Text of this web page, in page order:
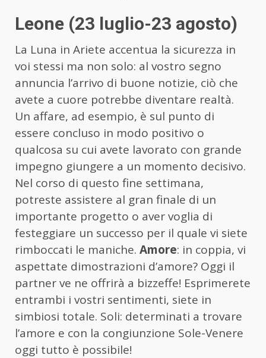
Leone (23 luglio-23 agosto)
La Luna in Ariete accentua la sicurezza in
voi stessi ma non solo: al vostro segno
annuncia l’arrivo di buone notizie, ciò che
avete a cuore potrebbe diventare realtà.
Un affare, ad esempio, è sul punto di
essere concluso in modo positivo o
qualcosa su cui avete lavorato con grande
impegno giungere a un momento decisivo.
Nel corso di questo fine settimana,
potreste assistere al gran finale di un
importante progetto o aver voglia di
festeggiare un successo per il quale vi siete
rimboccati le maniche. Amore: in coppia, vi
aspettate dimostrazioni d’amore? Oggi il
partner ve ne offrirà a bizzeffe! Esprimerete
entrambi i vostri sentimenti, siete in
simbiosi totale. Soli: determinati a trovare
l’amore e con la congiunzione Sole-Venere
oggi tutto è possibile!